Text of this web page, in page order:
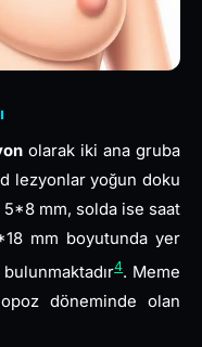
olarak iki ana gruba
lezyonlar yoğun doku
5*8 mm, solda ise saat
mm boyutunda yer
4. Meme
döneminde olan